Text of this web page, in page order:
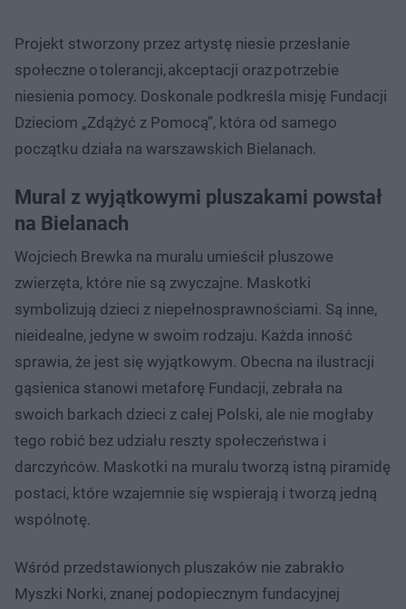
Projekt stworzony przez artystę niesie przesłanie
społeczne o tolerancji, akceptacji oraz potrzebie
niesienia pomocy. Doskonale podkreśla misję Fundacji
Dzieciom „Zdążyć z Pomocą”, która od samego
początku działa na warszawskich Bielanach.
Mural z wyjątkowymi pluszakami powstał
na Bielanach
Wojciech Brewka na muralu umieścił pluszowe
zwierzęta, które nie są zwyczajne. Maskotki
symbolizują dzieci z niepełnosprawnościami. Są inne,
nieidealne, jedyne w swoim rodzaju. Każda inność
sprawia, że jest się wyjątkowym. Obecna na ilustracji
gąsienica stanowi metaforę Fundacji, zebrała na
swoich barkach dzieci z całej Polski, ale nie mogłaby
tego robić bez udziału reszty społeczeństwa i
darczyńców. Maskotki na muralu tworzą istną piramidę
postaci, które wzajemnie się wspierają i tworzą jedną
wspólnotę.
Wśród przedstawionych pluszaków nie zabrakło
Myszki Norki, znanej podopiecznym fundacyjnej